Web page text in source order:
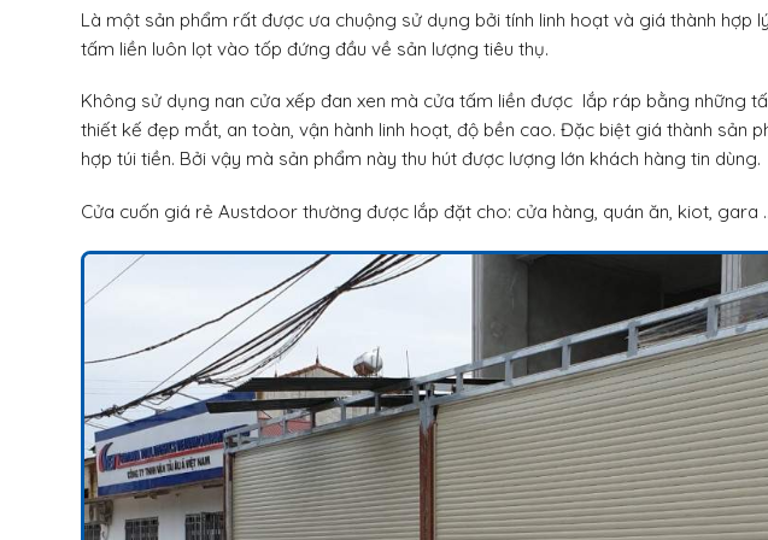
Là một sản phẩm rất được ưa chuộng sử dụng bởi tính linh hoạt và giá thành hợp
tấm liền luôn lọt vào tốp đứng đầu về sản lượng tiêu thụ.
Không sử dụng nan cửa xếp đan xen mà cửa tấm liền được lắp ráp bằng những
thiết kế đẹp mắt, an toàn, vận hành linh hoạt, độ bền cao. Đặc biệt giá thành sản
hợp túi tiền. Bởi vậy mà sản phẩm này thu hút được lượng lớn khách hàng tin dùng.
Cửa cuốn giá rẻ Austdoor thường được lắp đặt cho: cửa hàng, quán ăn, kiot, gara